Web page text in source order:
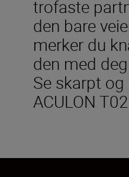
trofaste
den bare
merker du
den med
Se skarpt
ACULON